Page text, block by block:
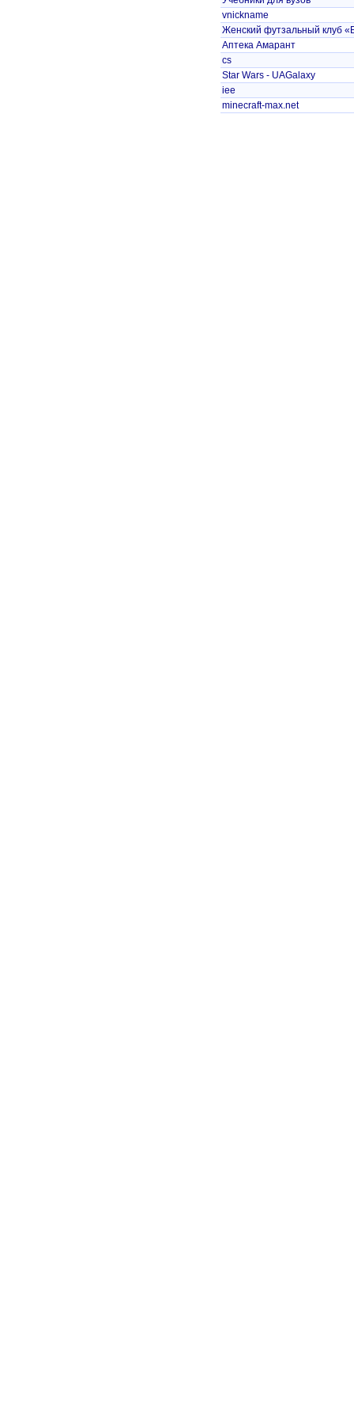
vnickname
Женский футзальный клуб
Аптека Амарант
cs
Star Wars - UAGalaxy
iee
minecraft-max.net